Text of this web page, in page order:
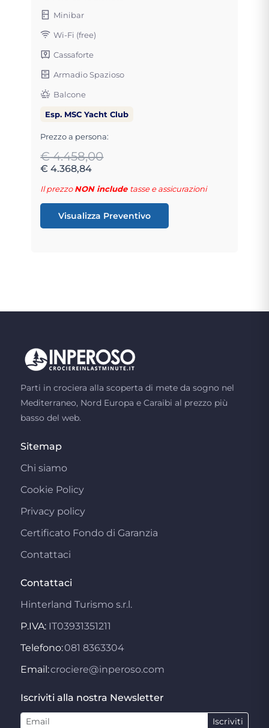
Minibar
Wi-Fi (free)
Cassaforte
Armadio Spazioso
Balcone
Esp. MSC Yacht Club
Prezzo a persona:
€ 4.458,00
€ 4.368,84
Il prezzoNON include tasse e assicurazioni
Visualizza Preventivo
Parti in crociera alla scoperta di mete da sogno nel
Mediterraneo, Nord Europa e Caraibi al prezzo più
basso del web.
Sitemap
Chi siamo
Cookie Policy
Privacy policy
Certificato Fondo di Garanzia
Contattaci
Contattaci
Hinterland Turismo s.r.l.
P.IVA: IT03931351211
Telefono:081 8363304
Email:crociere@inperoso.com
Iscriviti alla nostra Newsletter
Iscriviti